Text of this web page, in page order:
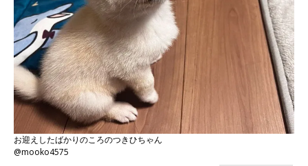
お迎えしたばかりのころのつきひちゃん
@mooko4575